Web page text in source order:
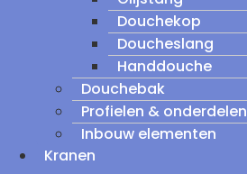
Douchekop
Doucheslang
Handdouche
Douchebak
Profielen & onderdelen
Inbouw elementen
Kranen